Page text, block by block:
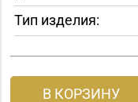
Тип изделия:
В КОРЗИНУ